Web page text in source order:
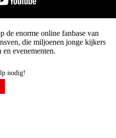
de enorme online fanbase van
die miljoenen jonge kijkers
evenementen.
nodig!